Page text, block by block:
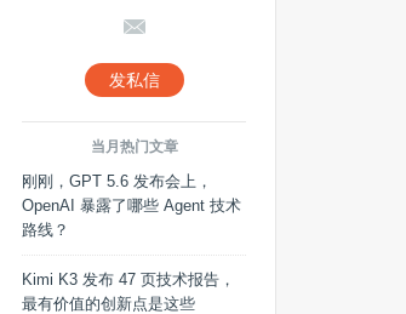
发私信
当月热门文章
刚刚，GPT 5.6 发布会上，
OpenAI 暴露了哪些 Agent 技术
路线？
Kimi K3 发布 47 页技术报告，
最有价值的创新点是这些